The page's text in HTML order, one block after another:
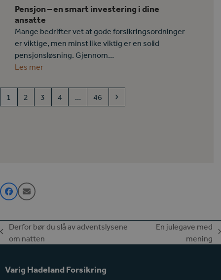
Pensjon – en smart investering i dine
ansatte
Mange bedrifter vet at gode forsikringsordninger
er viktige, men minst like viktig er en solid
pensjonsløsning. Gjennom…
Les mer
Page
1 Page
2 Page
3 Page
4 … Page
46
previous
Derfor bør du slå av adventslysene
om natten
En julegave med
mening
Varig Hadeland Forsikring